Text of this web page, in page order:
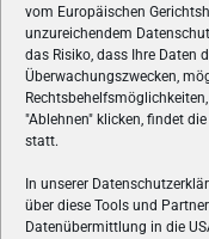
vom Europäischen
unzureichendem
das Risiko, dass Ihre Daten
Überwachungszwecken,
"Ablehnen" klicken, findet
statt.
In unserer
über diese Tools und
Datenübermittlung in die
VON GAMERN, FÜR
Spielemagazin
Reviews und Videos
Hardware